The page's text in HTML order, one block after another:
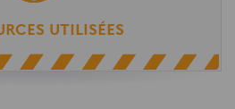
UTILISÉES